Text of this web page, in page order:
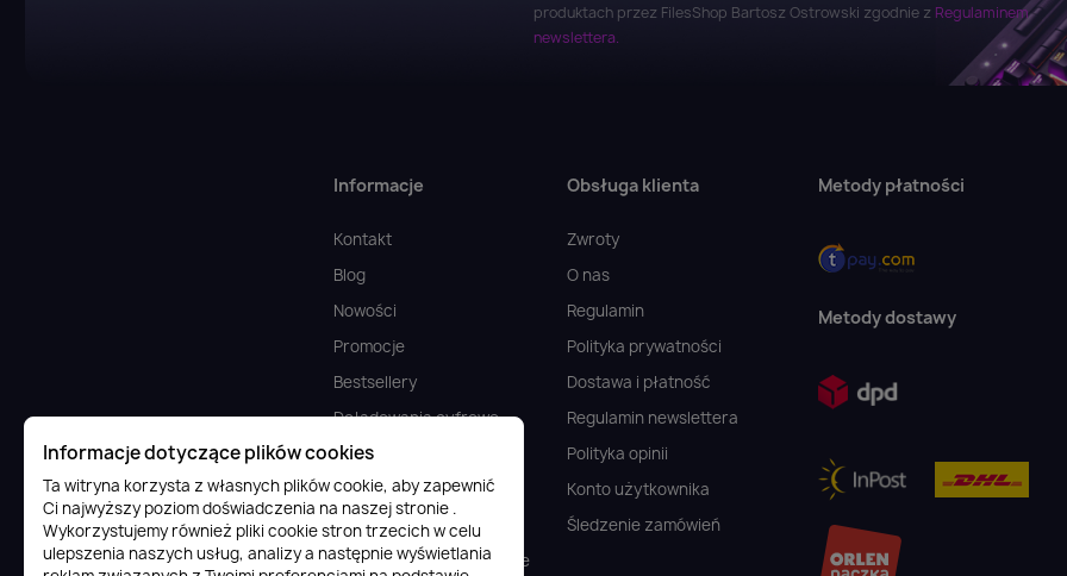
produktach przez FilesShop Bartosz Ostrowski zgodnie z Regulaminem
newslettera.
Informacje
Kontakt
Blog
Nowości
Promocje
Bestsellery
Doładowania cyfrowe
FAQ
Komputery
Gaming
Podzespoły komputerowe
Obsługa klienta
Zwroty
O nas
Regulamin
Polityka prywatności
Dostawa i płatność
Regulamin newslettera
Polityka opinii
Konto użytkownika
Śledzenie zamówień
Metody płatności
Metody dostawy
Informacje dotyczące plików cookies
Ta witryna korzysta z własnych plików cookie, aby zapewnić
Ci najwyższy poziom doświadczenia na naszej stronie .
Wykorzystujemy również pliki cookie stron trzecich w celu
ulepszenia naszych usług, analizy a następnie wyświetlania